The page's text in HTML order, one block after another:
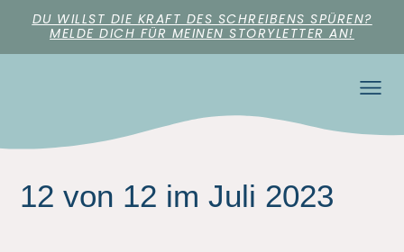
DU WILLST DIE KRAFT DES SCHREIBENS SPÜREN?
MELDE DICH FÜR MEINEN STORYLETTER AN!
12 von 12 im Juli 2023